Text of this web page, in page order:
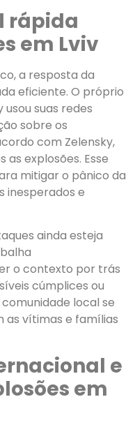
rápida
em Lviv
a resposta da
eficiente. O próprio
suas redes
sobre os
com Zelensky,
explosões. Esse
mitigar o pânico da
inesperados e
ainda esteja
o contexto por trás
cúmplices ou
local se
as vítimas e famílias
e
em